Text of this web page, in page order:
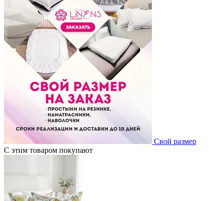
Свой размер
С этим товаром покупают